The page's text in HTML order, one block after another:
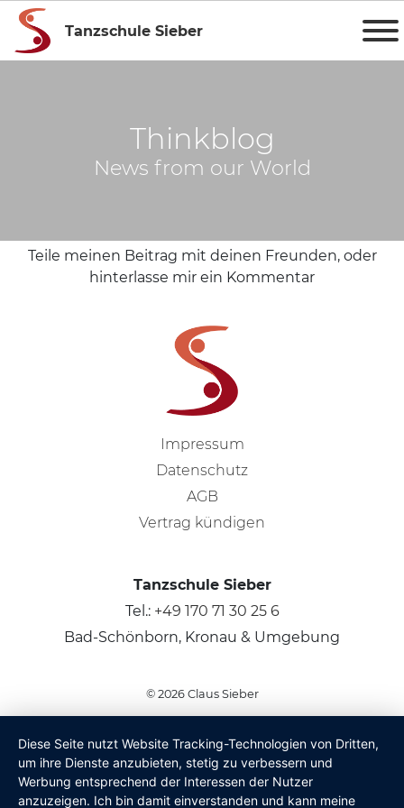
Tanzschule Sieber
Thinkblog
News from our World
Teile meinen Beitrag mit deinen Freunden, oder
hinterlasse mir ein Kommentar
Impressum
Datenschutz
AGB
Vertrag kündigen
Tanzschule Sieber
Tel.: +49 170 71 30 25 6
Bad-Schönborn, Kronau & Umgebung
© 2026 Claus Sieber
Diese Seite nutzt Website Tracking-Technologien von Dritten,
um ihre Dienste anzubieten, stetig zu verbessern und
Werbung entsprechend der Interessen der Nutzer
anzuzeigen. Ich bin damit einverstanden und kann meine